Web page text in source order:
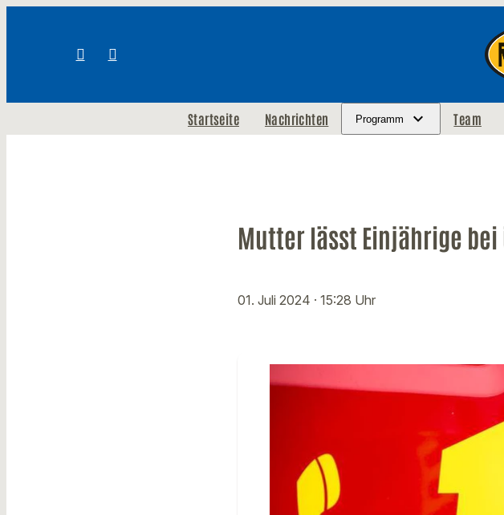
Startseite Nachrichten Programm Team
Mutter lässt Einjährige bei
01. Juli 2024 · 15:28 Uhr